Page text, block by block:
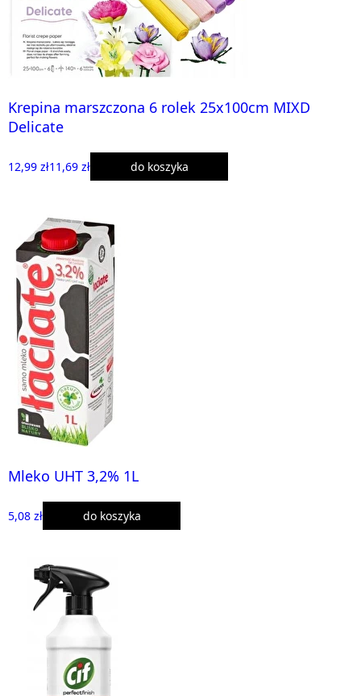
Krepina marszczona 6 rolek 25x100cm MIXD
Delicate
12,99 zł11,69 zł do koszyka
Mleko UHT 3,2% 1L
5,08 zł do koszyka